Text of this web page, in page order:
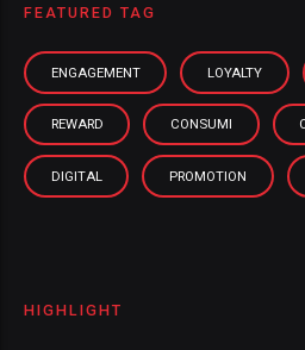
FEATURED TAG
ENGAGEMENT LOYALTY
REWARD CONSUMI
DIGITAL PROMOTION
HIGHLIGHT